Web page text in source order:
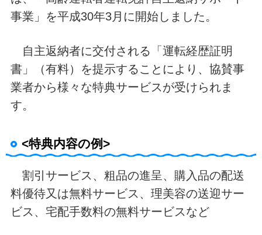
事業」を平成30年3月に開始しました。
自主返納者に交付される「運転経歴証明
書」（有料）を提示することにより、協賛事
業者から様々な特典サービスが受けられま
す。
<特典内容の例>
割引サービス、粗品の進呈、購入品の配送
料優待又は無料サービス、理美容の送迎サー
ビス、宅配手数料の無料サービスなど